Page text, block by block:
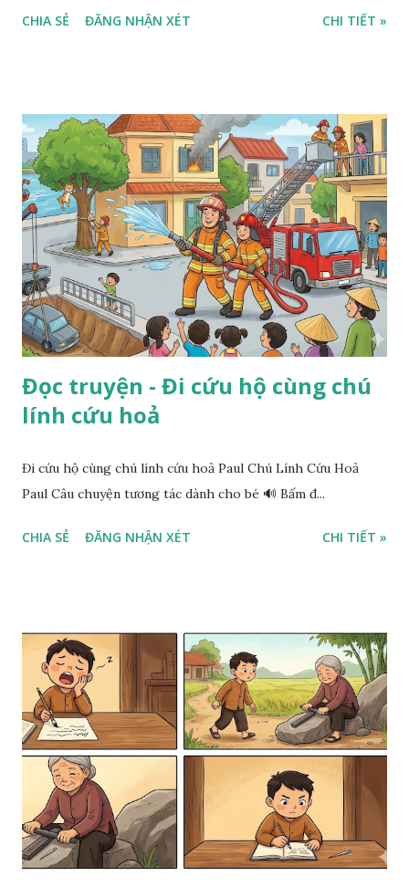
CHIA SẺ ĐĂNG NHẬN XÉT CHI TIẾT »
Đọc truyện - Đi cứu hộ cùng chú
lính cứu hoả
Đi cứu hộ cùng chú lính cứu hoả Paul Chú Lính Cứu Hoả
Paul Câu chuyện tương tác dành cho bé 🔊 Bấm đ...
CHIA SẺ ĐĂNG NHẬN XÉT CHI TIẾT »